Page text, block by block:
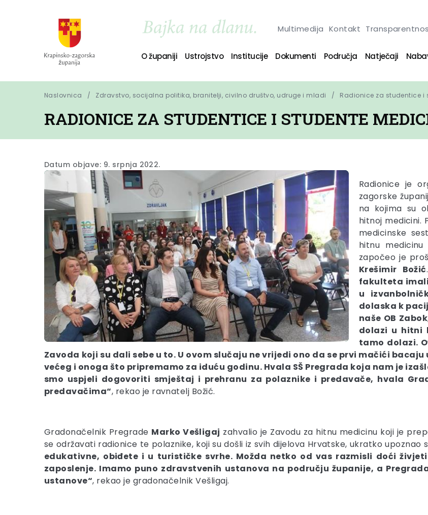
Multimedija Kontakt
O županiji Ustrojstvo Institucije Dokumenti Područja Natječaji
Naslovnica Zdravstvo, socijalna politika, branitelji, civilno društvo, udruge i mladi Radionice za studentice i
RADIONICE ZA STUDENTICE I STUDENTE
Datum objave: 9. srpnja 2022.
Radionice je
zagorske
na kojima su
hitnoj medicini.
medicinske
hitnu medicinu
započeo je
Krešimir Božić
fakulteta
u
dolaska k
naše OB
dolazi u hitni
tamo dolazi.
Zavoda koji su dali sebe u to. U ovom slučaju ne vrijedi ono da se prvi mačići
većeg i onoga što pripremamo za iduću godinu. Hvala SŠ Pregrada koja nam je
smo uspjeli dogovoriti smještaj i prehranu za polaznike i predavače, hvala
predavačima“, rekao je ravnatelj Božić.
Gradonačelnik Pregrade Marko Vešligaj zahvalio je Zavodu za hitnu medicinu koji je
se održavati radionice te polaznike, koji su došli iz svih dijelova Hrvatske, ukratko upoznao
edukativne, obiđete i u turističke svrhe. Možda netko od vas razmisli doći
zaposlenje. Imamo puno zdravstvenih ustanova na području županije, a
ustanove“, rekao je gradonačelnik Vešligaj.